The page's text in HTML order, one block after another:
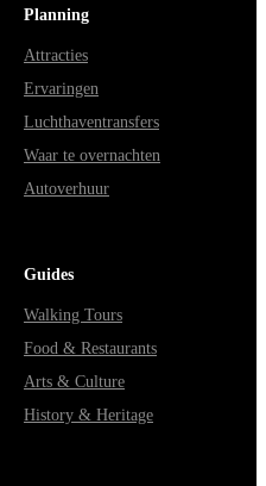
Planning
Attracties
Ervaringen
Luchthaventransfers
Waar te overnachten
Autoverhuur
Guides
Walking Tours
Food & Restaurants
Arts & Culture
History & Heritage